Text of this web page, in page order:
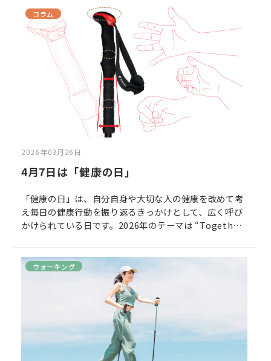
らは遠く感じられる、60歳以上の元気なシニア世代の方
に向けて、介護一次予防の考え方と、取り入れやすい運
動習慣をご紹介します。
コラム
2026年03月26日
4月7日は「健康の日」
「健康の日」は、自分自身や大切な人の健康を改めて考
え毎日の健康行動を振り返るきっかけとして、広く呼び
かけられている日です。2026年のテーマは “Together
行動につなげていく今年、まずは大切な人と一緒に日々
の歩き方や歩く時間を見直してみる、そんな身近な一歩
からはじめてみませんか？
ウォーキング